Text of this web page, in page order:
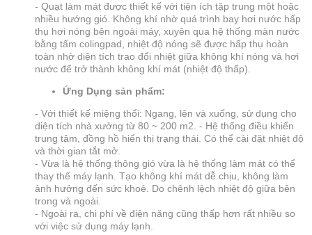
- Quạt làm mát được thiết kế với tiện ích tập trung một hoặc
nhiều hướng gió. Không khí nhờ quá trình bay hơi nước hấp
thụ hơi nóng bên ngoài máy, xuyên qua hệ thống màn nước
bằng tấm colingpad, nhiệt độ nóng sẽ được hấp thụ hoàn
toàn nhờ diện tích trao đổi nhiệt giữa không khí nóng và hơi
nước để trở thành không khí mát (nhiệt độ thấp).
Ứng Dụng sản phẩm:
- Với thiết kế miệng thổi: Ngang, lên và xuống, sử dụng cho
diện tích nhà xưởng từ 80 ~ 200 m2. - Hệ thống điều khiển
trung tâm, đồng hồ hiển thị trạng thái. Có thể cài đặt nhiệt độ
và thời gian tắt mở.
- Vừa là hệ thống thông gió vừa là hệ thống làm mát có thể
thay thế máy lạnh. Tạo không khí mát dễ chịu, không làm
ảnh hưởng đến sức khoẻ. Do chênh lệch nhiệt độ giữa bên
trong và ngoài.
- Ngoài ra, chi phí về điện năng cũng thấp hơn rất nhiều so
với việc sử dụng máy lạnh.